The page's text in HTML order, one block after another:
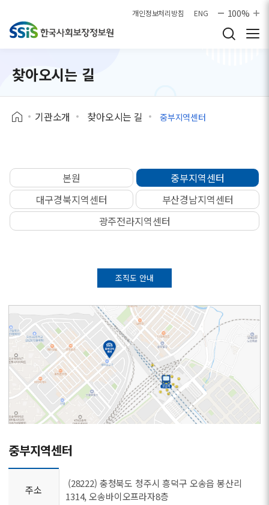
개인정보처리방침 ENG 100%
찾아오시는 길
기관소개 찾아오시는 길 중부지역센터
본원
중부지역센터
대구경북지역센터
부산경남지역센터
광주전라지역센터
조직도 안내
중부지역센터
주소
(28222) 충청북도 청주시 흥덕구 오송읍 봉산리
1314, 오송바이오프라자8층